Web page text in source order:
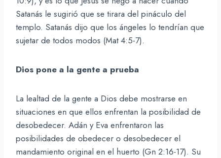
Satanás le sugirió que se tirara del pináculo del
templo. Satanás dijo que los ángeles lo tendrían que
sujetar de todos modos (Mat 4:5-7).
Dios pone a la gente a prueba
La lealtad de la gente a Dios debe mostrarse en
situaciones en que ellos enfrentan la posibilidad de
desobedecer. Adán y Eva enfrentaron las
posibilidades de obedecer o desobedecer el
mandamiento original en el huerto (Gn 2:16-17). Su